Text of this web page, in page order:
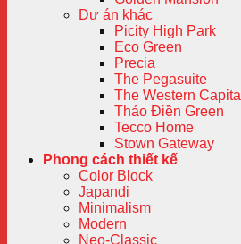
Dự án khác
Picity High Park
Eco Green
Precia
The Pegasuite
The Western Capital
Thảo Điền Green
Tecco Home
Stown Gateway
Phong cách thiết kế
Color Block
Japandi
Minimalism
Modern
Neo-Classic